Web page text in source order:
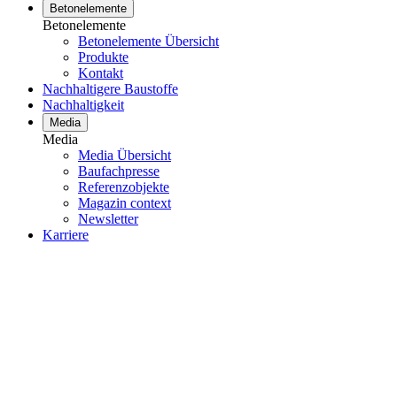
Betonelemente
Betonelemente
Betonelemente Übersicht
Produkte
Kontakt
Nachhaltigere Baustoffe
Nachhaltigkeit
Media
Media
Media Übersicht
Baufachpresse
Referenzobjekte
Magazin context
Newsletter
Karriere